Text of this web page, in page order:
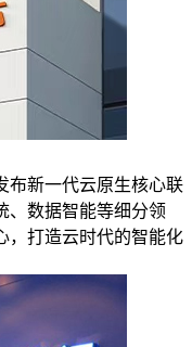
布新一代云原生核心联
、数据智能等细分领
，打造云时代的智能化